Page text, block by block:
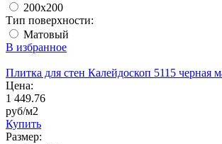
200x200
Тип поверхности:
Матовый
В избранное
Плитка для стен Калейдоскоп 5115 черная
Цена:
1 449.76
руб/м2
Купить
Размер: